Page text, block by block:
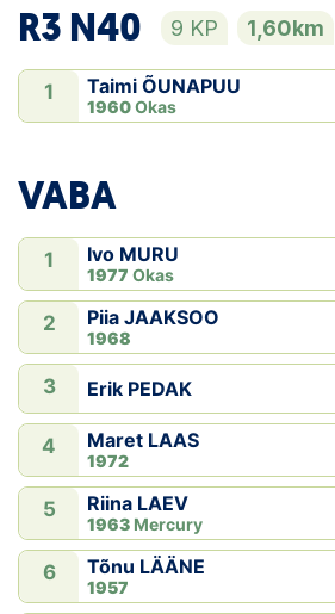
R3 N40 9 KP 1,60km
1 Taimi ÕUNAPUU
1960Okas
VABA
1 Ivo MURU
1977 Okas
2 Piia JAAKSOO
1968
3 Erik PEDAK
4 Maret LAAS
1972
5 Riina LAEV
1963 Mercury
6 Tõnu LÄÄNE
1957